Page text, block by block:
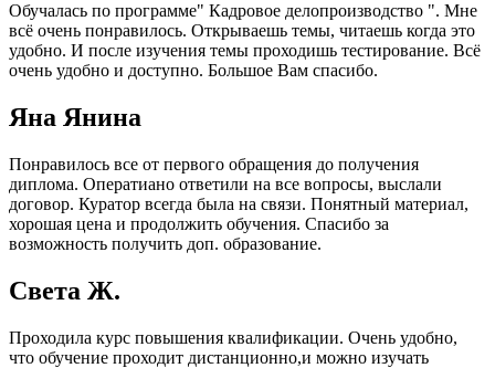
Обучалась по программе" Кадровое делопроизводство ". Мне
всё очень понравилось. Открываешь темы, читаешь когда это
удобно. И после изучения темы проходишь тестирование. Всё
очень удобно и доступно. Большое Вам спасибо.
Яна Янина
Понравилось все от первого обращения до получения
диплома. Оператиано ответили на все вопросы, выслали
договор. Куратор всегда была на связи. Понятный материал,
хорошая цена и продолжить обучения. Спасибо за
возможность получить доп. образование.
Света Ж.
Проходила курс повышения квалификации. Очень удобно,
что обучение проходит дистанционно,и можно изучать